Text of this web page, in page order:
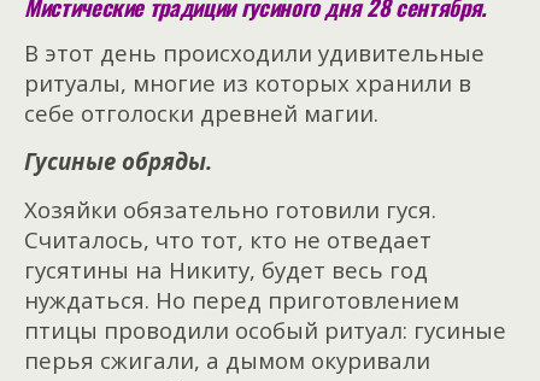
Мистические традиции гусиного дня 28 сентября.
В этот день происходили удивительные
ритуалы, многие из которых хранили в
себе отголоски древней магии.
Гусиные обряды.
Хозяйки обязательно готовили гуся.
Считалось, что тот, кто не отведает
гусятины на Никиту, будет весь год
нуждаться. Но перед приготовлением
птицы проводили особый ритуал: гусиные
перья сжигали, а дымом окуривали